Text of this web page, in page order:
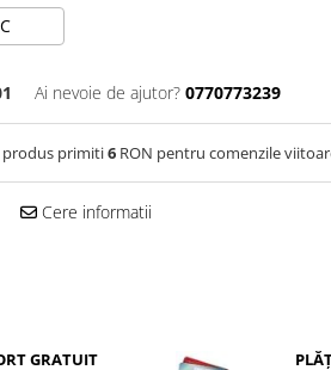
Ai nevoie de ajutor? 0770773239
produs primiti6 RON pentru comenzile
Cere informatii
GRATUIT